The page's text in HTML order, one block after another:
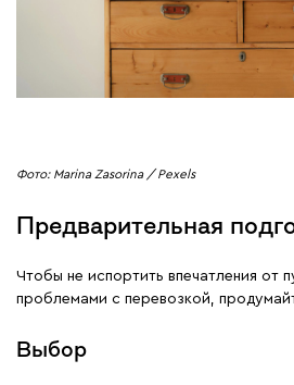
Фото: Marina Zasorina / Pexels
Предварительная
Чтобы не испортить впечатления от
проблемами с перевозкой,
Выбор